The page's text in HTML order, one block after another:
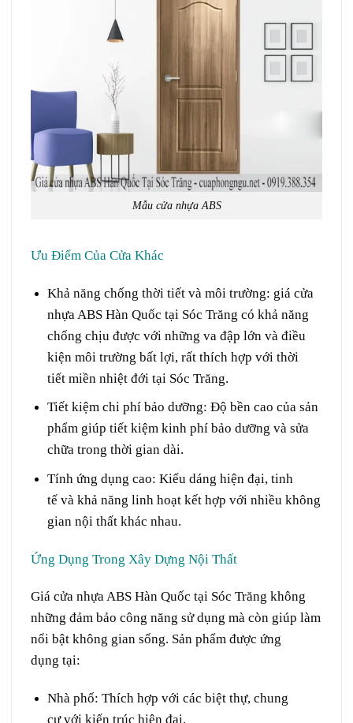
Mẫu cửa nhựa ABS
Ưu Điểm Của Cửa Khác
Khả năng chống thời tiếtvà môi trường: giá cửa
nhựa ABS Hàn Quốc tại Sóc Trăng có khả năng
chống chịu được với những va đập lớn và điều
kiện môi trường bất lợi, rất thích hợp với thời
tiết miền nhiệt đới tại Sóc Trăng.
Tiết kiệm chi phí bảo dưỡng: Độ bền cao của sản
phẩm giúp tiết kiệm kinh phí bảo dưỡng và sửa
chữatrong thời gian dài.
Tính ứng dụng cao: Kiểu dáng hiện đại, tinh
tế vàkhả năng linh hoạt kết hợp với nhiều không
gian nội thấtkhác nhau.
Ứng Dụng Trong Xây Dựng Nội Thất
Giá cửa nhựa ABS Hàn Quốc tại Sóc Trăng không
những đảm bảo công năng sử dụng mà còn giúp làm
nổi bật không gian sống. Sản phẩm được ứng
dụng tại:
Nhà phố: Thích hợp với các biệt thự, chung
cưvới kiến trúc hiện đại.